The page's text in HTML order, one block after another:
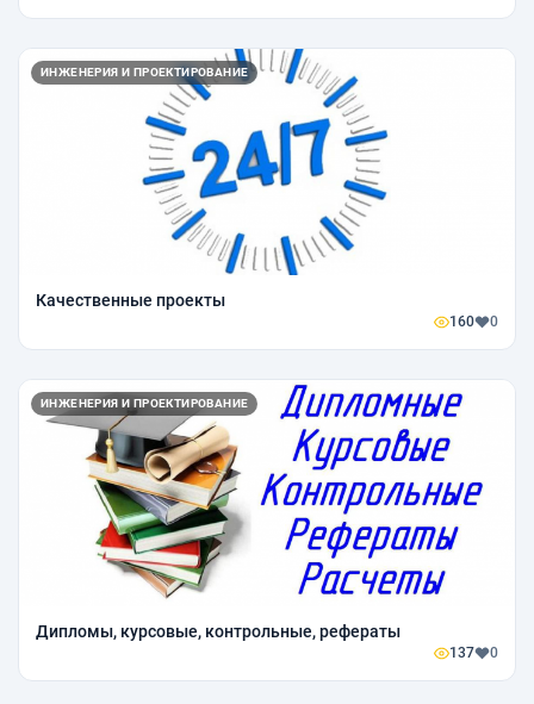
ИНЖЕНЕРИЯ И ПРОЕКТИРОВАНИЕ
Качественные проекты
160 0
ИНЖЕНЕРИЯ И ПРОЕКТИРОВАНИЕ
Дипломы, курсовые, контрольные, рефераты
137 0